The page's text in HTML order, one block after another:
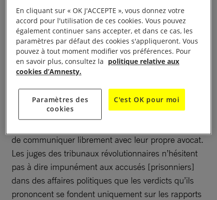
d’espionnage, de diffusion de la corruption sur terre,
d’agissement contre la sécurité nationale, de
corruption et de prostitution et de formation de
groupes illégaux sur des chaînes Telegram. Ces
chefs d’inculpation peuvent entraîner des peines de
10 ans d’emprisonnement ou la peine de mort.
De la formulation des accusations à l’annonce du
verdict, de nombreux accusés se voient refuser la
de communiquer librement avec leur propre avocat.
Les juges des tribunaux révolutionnaires n’hésitent
pas à dire impunément aux accusés [prisonniers]
dans des affaires politiques que les verdicts qu’ils
prononcent se fondent uniquement sur les rapports
En cliquant sur « OK J'ACCEPTE », vous donnez votre
accord pour l'utilisation de ces cookies. Vous pouvez
également continuer sans accepter, et dans ce cas, les
paramètres par défaut des cookies s'appliqueront. Vous
pouvez à tout moment modifier vos préférences. Pour
en savoir plus, consultez la politique relative aux
cookies d’Amnesty.
Paramètres des
cookies
C'est OK pour moi